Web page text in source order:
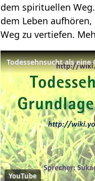
dem spirituellen
dem Leben
Weg zu vertiefen.
YouTube